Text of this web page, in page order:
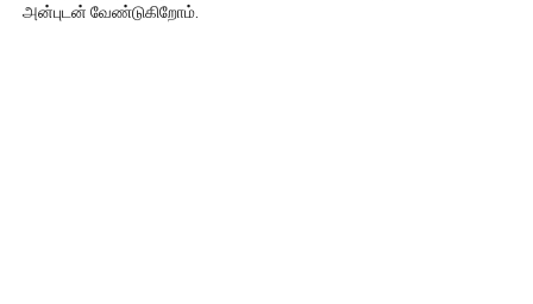
அன்புடன் வேண்டுகிறோம்.